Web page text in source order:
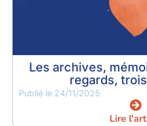
Les archives,
regards,
Publié le 24/11/2025
Lire